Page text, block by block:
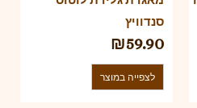
סנדוויץ
₪59.90
לצפייה במוצר